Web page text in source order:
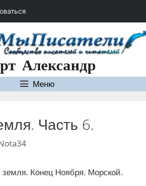
Александр
Меню
Часть 6.
земля. Конец Ноября. Морской.